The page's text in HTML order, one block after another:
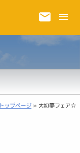
トップページ » 大初夢フェア☆